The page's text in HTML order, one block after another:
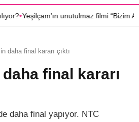
filmi “Bizim Aile” dizi oluyor•Gülşah
daha final kararı çıktı
final kararı
daha final yapıyor. NTC